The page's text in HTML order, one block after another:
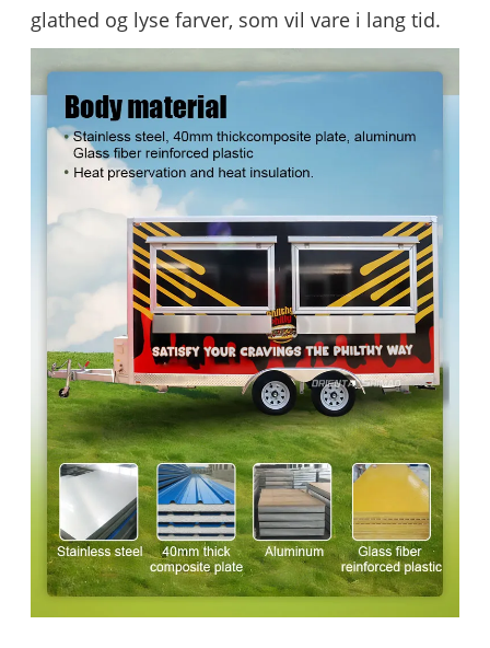
glathed og lyse farver, som vil vare i lang tid.